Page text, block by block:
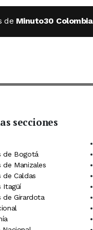
de Minuto30 Colombia
Telegram
Pinterest
secciones
de Bogotá
de Manizales
de Caldas
Itagüí
de Girardota